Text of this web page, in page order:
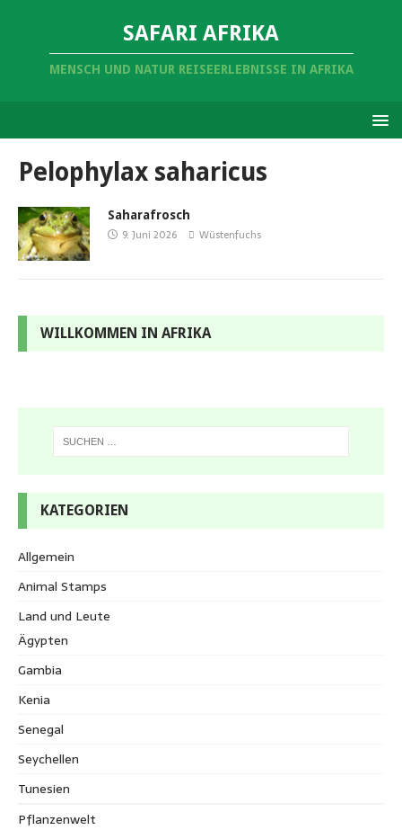
SAFARI AFRIKA
MENSCH UND NATUR REISEERLEBNISSE IN AFRIKA
Pelophylax saharicus
Saharafrosch
9. Juni 2026 Wüstenfuchs
WILLKOMMEN IN AFRIKA
KATEGORIEN
Allgemein
Animal Stamps
Land und Leute
Ägypten
Gambia
Kenia
Senegal
Seychellen
Tunesien
Pflanzenwelt